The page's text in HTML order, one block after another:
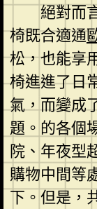
絕對而
椅既合適通
松，也能享
椅進進了日
氣，而變成
題。的各個
院、年夜型
購物中間等
下。但是，